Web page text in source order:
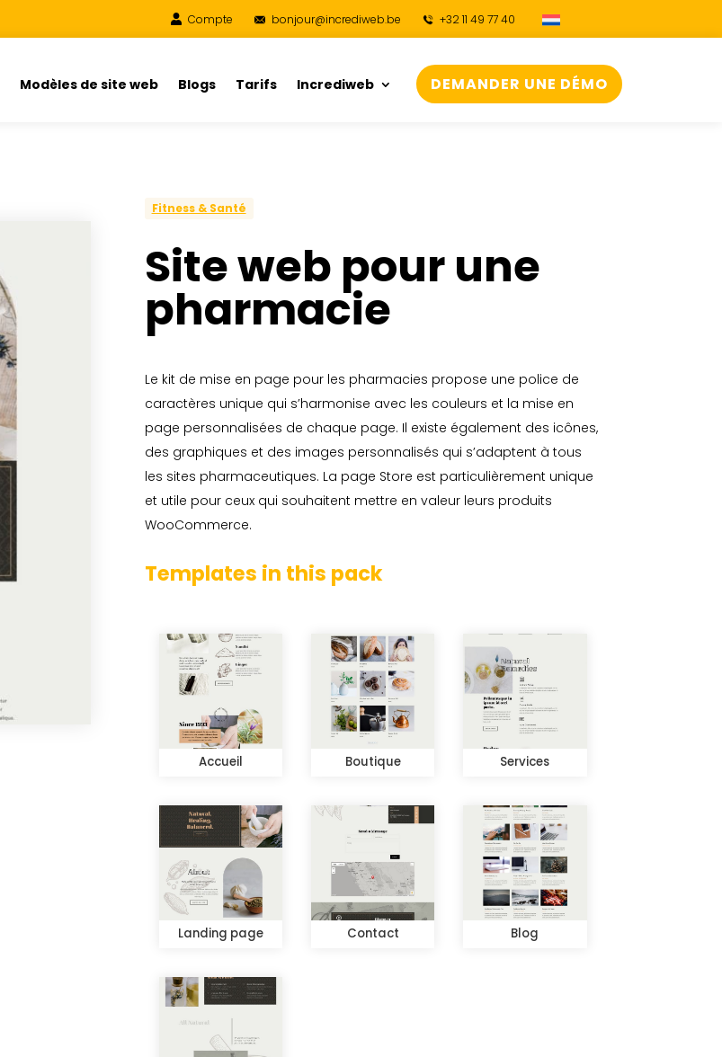
Compte bonjour@incrediweb.be +32 11 49 77 40
Modèles de site web Blogs Tarifs Incrediweb DEMANDER UNE DÉMO
Fitness & Santé
Site web pour une
pharmacie
Le kit de mise en page pour les pharmacies propose une police de
caractères unique qui s’harmonise avec les couleurs et la mise en
page personnalisées de chaque page. Il existe également des icônes,
des graphiques et des images personnalisés qui s’adaptent à tous
les sites pharmaceutiques. La page Store est particulièrement unique
et utile pour ceux qui souhaitent mettre en valeur leurs produits
WooCommerce.
Templates in this pack
Accueil Boutique Services
Landing page Contact Blog